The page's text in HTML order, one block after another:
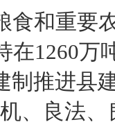
食和重
在1260万
制推进县
、良法